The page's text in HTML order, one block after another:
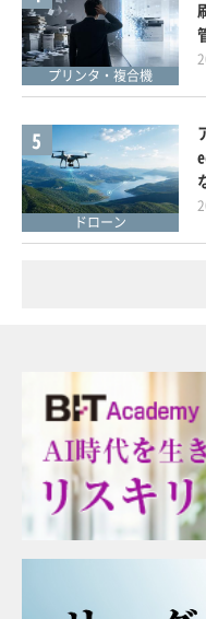
プリンタ・複合機
5
ドローン